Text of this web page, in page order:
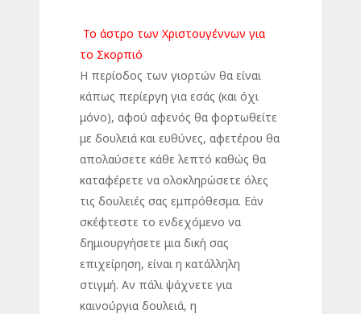
Το άστρο των Χριστουγέννων για
το Σκορπιό
Η περίοδος των γιορτών θα είναι
κάπως περίεργη για εσάς (και όχι
μόνο), αφού αφενός θα φορτωθείτε
με δουλειά και ευθύνες, αφετέρου θα
απολαύσετε κάθε λεπτό καθώς θα
καταφέρετε να ολοκληρώσετε όλες
τις δουλειές σας εμπρόθεσμα. Εάν
σκέφτεστε το ενδεχόμενο να
δημιουργήσετε μια δική σας
επιχείρηση, είναι η κατάλληλη
στιγμή. Αν πάλι ψάχνετε για
καινούργια δουλειά, η